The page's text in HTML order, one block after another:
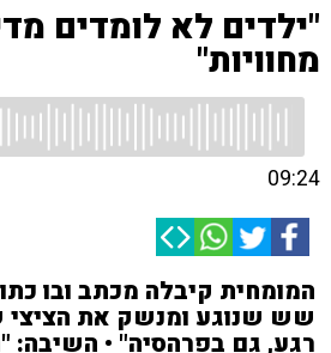
"ילדים לא לומדים
מחוויות"
09:24
המומחית קיבלה מכתב ובו
שש שנוגע ומנשק את
רגע, גם בפרהסיה" • השיבה: